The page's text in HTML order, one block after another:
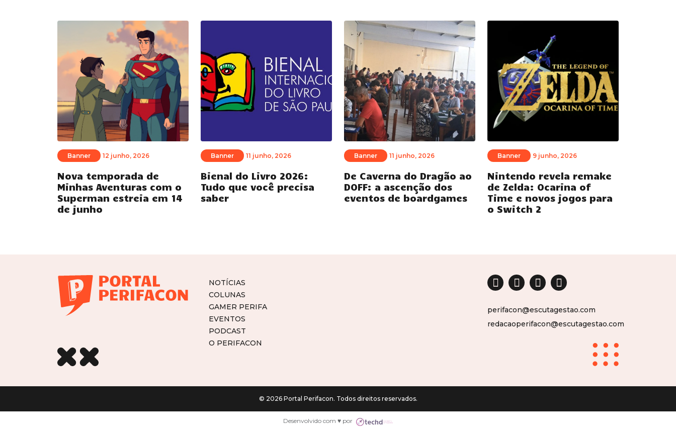
Banner 12 junho, 2026
Nova temporada de
Minhas Aventuras com o
Superman estreia em 14
de junho
Banner 11 junho, 2026
Bienal do Livro 2026:
Tudo que você precisa
saber
Banner 11 junho, 2026
De Caverna do Dragão ao
DOFF: a ascenção dos
eventos de boardgames
Banner 9 junho, 2026
Nintendo revela remake
de Zelda: Ocarina of
Time e novos jogos para
o Switch 2
NOTÍCIAS
COLUNAS
GAMER PERIFA
EVENTOS
PODCAST
O PERIFACON
perifacon@escutagestao.com
redacaoperifacon@escutagestao.com
© 2026 Portal Perifacon. Todos direitos reservados.
Desenvolvido com ♥ por